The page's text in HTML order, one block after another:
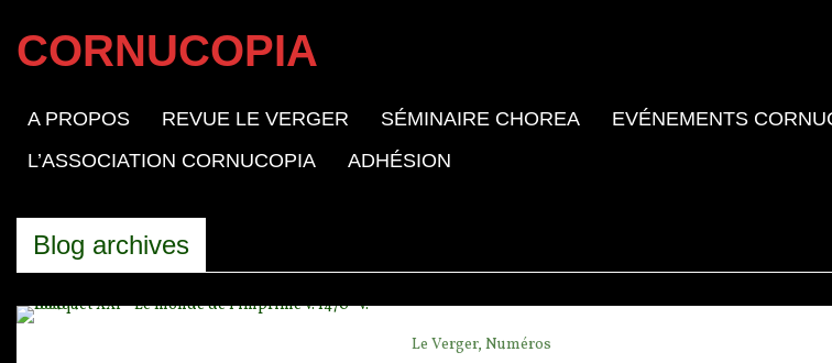
CORNUCOPIA
A PROPOS REVUE LE VERGER SÉMINAIRE CHOREA EVÉNEMENTS
L’ASSOCIATION CORNUCOPIA
ADHÉSION
Blog archives
Le Verger, Numéros